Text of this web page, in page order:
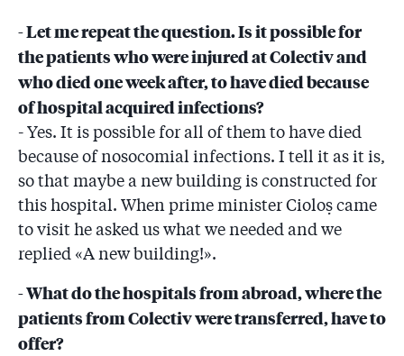
- Let me repeat the question. Is it possible for
the patients who were injured at Colectiv and
who died one week after, to have died because
of hospital acquired infections?
- Yes. It is possible for all of them to have died
because of nosocomial infections. I tell it as it is,
so that maybe a new building is constructed for
this hospital. When prime minister Cioloş came
to visit he asked us what we needed and we
replied «A new building!».
- What do the hospitals from abroad, where the
patients from Colectiv were transferred, have to
offer?